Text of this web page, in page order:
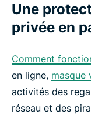
Une
privée en
Comment
en ligne, masque
activités des
réseau et des